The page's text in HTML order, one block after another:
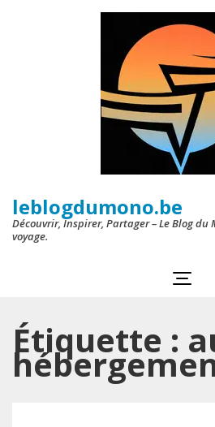
leblogdumono.be
Découvrir, Inspirer, Partager – Le Blog du
voyage.
Étiquette :